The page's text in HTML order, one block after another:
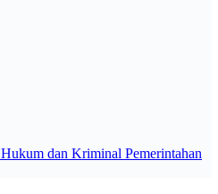
Hukum dan Kriminal Pemerintahan